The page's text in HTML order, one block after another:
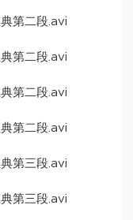
第二段.avi
第二段.avi
第二段.avi
第二段.avi
第三段.avi
第三段.avi